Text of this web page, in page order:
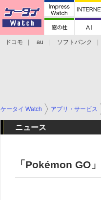
ドコモ au ソフトバンク
ケータイ Watch アプリ・サービス
ニュース
「Pokémon GO